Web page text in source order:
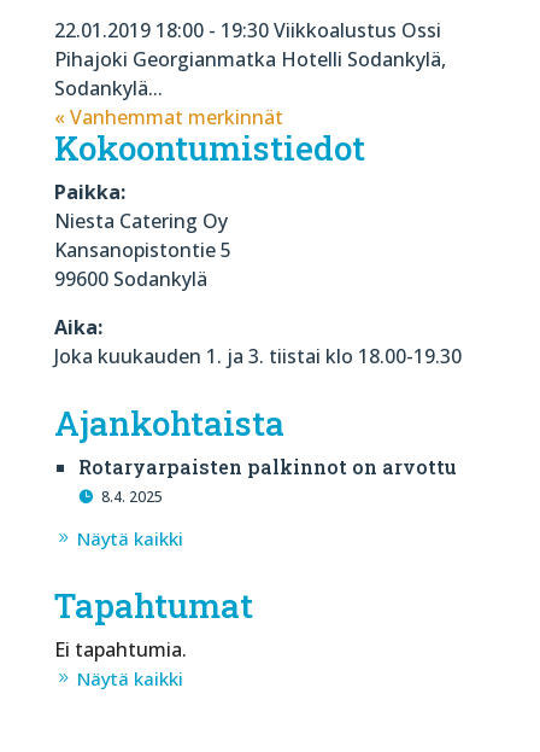
22.01.2019 18:00 - 19:30 Viikkoalustus Ossi
Pihajoki Georgianmatka Hotelli Sodankylä,
Sodankylä...
« Vanhemmat merkinnät
Kokoontumistiedot
Paikka:
Niesta Catering Oy
Kansanopistontie 5
99600 Sodankylä
Aika:
Joka kuukauden 1. ja 3. tiistai klo 18.00-19.30
Ajankohtaista
Rotaryarpaisten palkinnot on arvottu
8.4. 2025
Näytä kaikki
Tapahtumat
Ei tapahtumia.
Näytä kaikki